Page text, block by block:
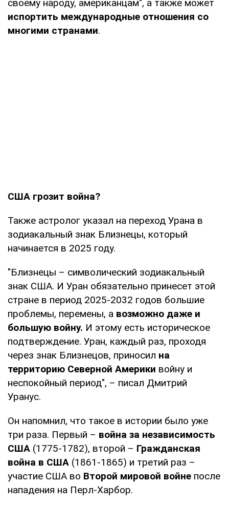
своему народу, американцам", а также может
испортить международные отношения со
многими странами.
США грозит война?
Также астролог указал на переход Урана в
зодиакальный знак Близнецы, который
начинается в 2025 году.
"Близнецы – символический зодиакальный
знак США. И Уран обязательно принесет этой
стране в период 2025-2032 годов большие
проблемы, перемены, а возможно даже и
большую войну. И этому есть историческое
подтверждение. Уран, каждый раз, проходя
через знак Близнецов, приносил на
территорию Северной Америки войну и
неспокойный период", – писал Дмитрий
Уранус.
Он напомнил, что такое в истории было уже
три раза. Первый – война за независимость
США (1775-1782), второй – Гражданская
война в США (1861-1865) и третий раз –
участие США во Второй мировой войне после
нападения на Перл-Харбор.